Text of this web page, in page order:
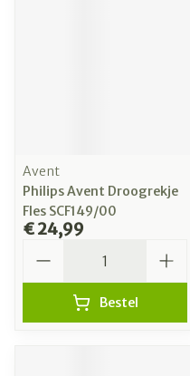
Avent
Philips Avent Droogrekje
Fles SCF149/00
€ 24,99
Bestel